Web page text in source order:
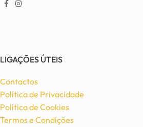
LIGAÇÕES ÚTEIS
Contactos
Política de Privacidade
Política de Cookies
Termos e Condições